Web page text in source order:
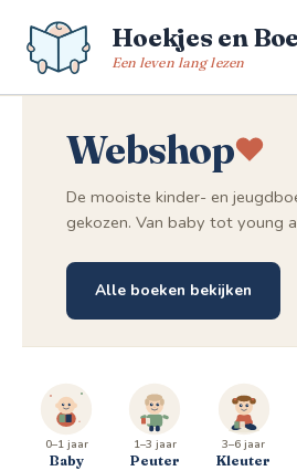
naar
Hoekjes en
Een leven lang lezen
Webshop
De mooiste kinder- en
gekozen. Van baby tot young
Alle boeken bekijken
0–1 jaar
Baby
1–3 jaar
Peuter
3–6 jaar
Kleuter